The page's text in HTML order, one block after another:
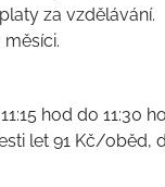
za vzdělávání.
hod do 11:30
let 91 Kč/oběd,